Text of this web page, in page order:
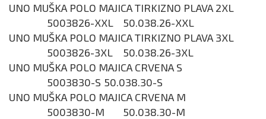
UNO MUŠKA POLO MAJICA TIRKIZNO PLAVA 2XL
5003826-XXL
50.038.26-XXL
UNO MUŠKA POLO MAJICA TIRKIZNO PLAVA 3XL
5003826-3XL
50.038.26-3XL
UNO MUŠKA POLO MAJICA CRVENA S
5003830-S 50.038.30-S
UNO MUŠKA POLO MAJICA CRVENA M
5003830-M
50.038.30-M